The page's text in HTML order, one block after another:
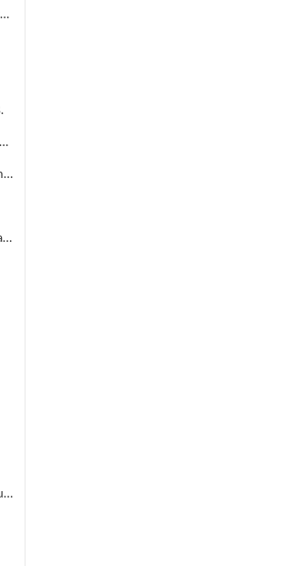
Docteur Jean Claude JAMOT "Une nouvelle approche de l'Histoire et de l'Archéologie appliquée aux Celtes
Exposition de photos de Michel LEZER et Dominique PERRET, de peintures de Monique SANTORO à l'OFFICE DE TOURISME pour la Féria d'Alès
Rétrospective de l'œuvre de Peter Kuhn à l'Espace André Chamson. Exposition consacrée à Vauban à l'OFFICE DE TOURISME. Présentation de saison hors les murs du cratère
Exposition "Dessins à dessin" par l'association ARTOPI au 20 faubourg du Soleil
Nouvelle présidente au Festival Itinérances. Programme de courts métrages de Jacques TATI